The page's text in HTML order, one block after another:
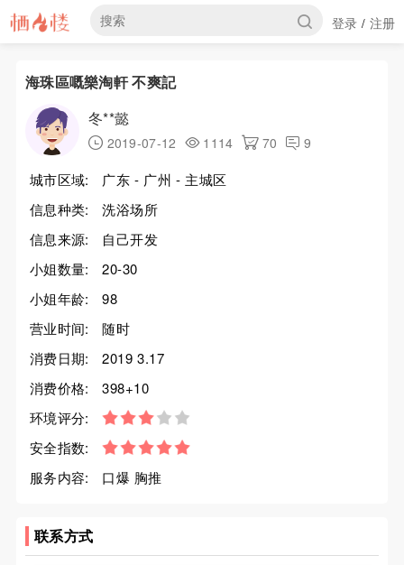
登录 / 注册
海珠區嘅樂淘軒 不爽記
冬**懿
2019-07-12 1114 70 9
城市区域:
广东 - 广州 - 主城区
信息种类:
洗浴场所
信息来源:
自己开发
小姐数量:
20-30
小姐年龄:
98
营业时间:
随时
消费日期:
2019 3.17
消费价格:
398+10
环境评分:
安全指数:
服务内容:
口爆 胸推
联系方式